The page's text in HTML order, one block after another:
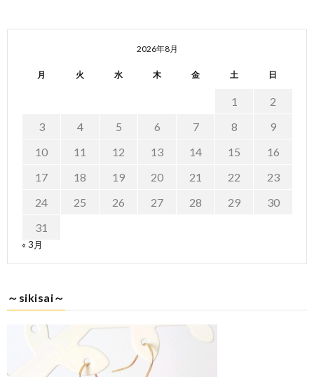
2026年8月
月 火 水 木 金 土 日
1
2
3
4 5 6 7 8
9
10
11 12 13 14 15
16
17
18 19 20 21 22
23
24
25 26 27 28 29
30
31
« 3月
～sikisai～